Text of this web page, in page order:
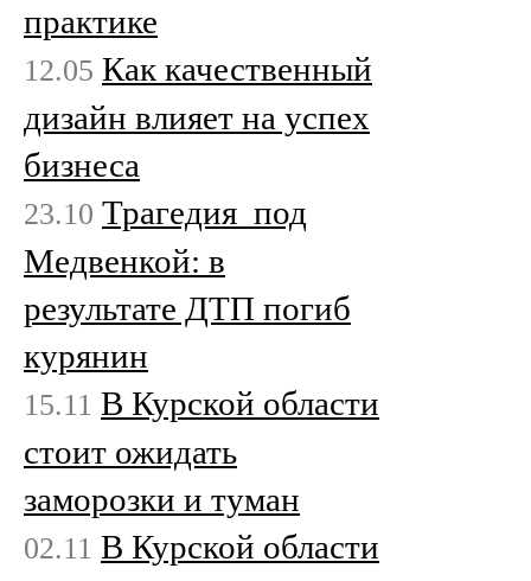
практике
12.05 Как качественный
дизайн влияет на успех
бизнеса
23.10 Трагедия под
Медвенкой: в
результате ДТП погиб
курянин
15.11 В Курской области
стоит ожидать
заморозки и туман
02.11 В Курской области